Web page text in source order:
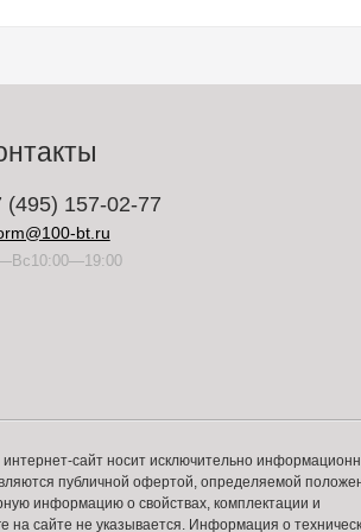
(495) 157-02-77
bt.ru
сайт носит исключительно
публичной офертой, определяемой
информацию о свойствах, комплектации и
на сайте не указывается. Информация о